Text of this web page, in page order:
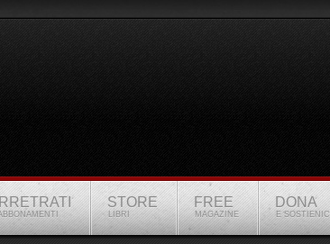
STORE
LIBRI
FREE
MAGAZINE
DONA
E SOSTIENICI